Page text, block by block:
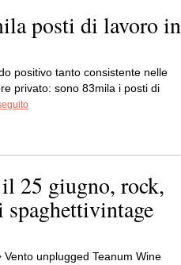
posti di lavoro in
positivo tanto consistente nelle
privato: sono 83mila i posti di
25 giugno, rock,
unplugged Teanum Wine